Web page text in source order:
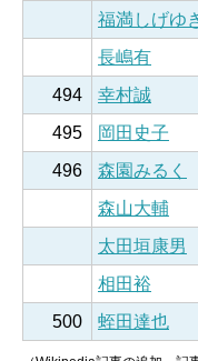
福満しげゆ
長嶋有
494
幸村誠
495
岡田史子
496
森園みるく
森山大輔
太田垣康男
相田裕
500
蛭田達也